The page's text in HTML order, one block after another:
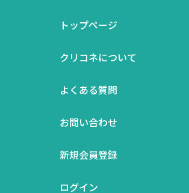
トップページ
クリコネについて
よくある質問
お問い合わせ
新規会員登録
ログイン